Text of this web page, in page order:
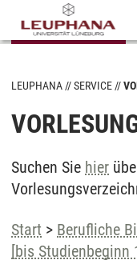
LEUPHANA SERVICE
Suchen Sie hier
Start > Berufliche
[bis Studienbeginn